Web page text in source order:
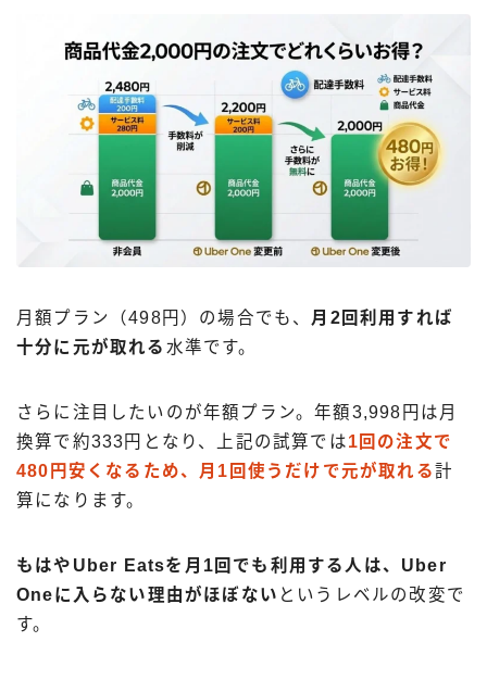
月額プラン（498円）の場合でも、 月2回利用すれば
十分に元が取れる 水準です。
さらに注目したいのが年額プラン。年額3,998円は月
換算で約333円となり、上記の試算では1回の注文で
480円安くなるため、月1回使うだけで元が取れる計
算になります。
もはやUber Eatsを月1回でも利用する人は、Uber
Oneに入らない理由がほぼない というレベルの改変で
す。